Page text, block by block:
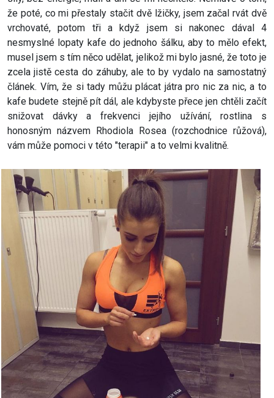
že poté, co mi přestaly stačit dvě lžičky, jsem začal rvát dvě
vrchovaté, potom tři a když jsem si nakonec dával 4
nesmyslné lopaty kafe do jednoho šálku, aby to mělo efekt,
musel jsem s tím něco udělat, jelikož mi bylo jasné, že toto je
zcela jistě cesta do záhuby, ale to by vydalo na samostatný
článek. Vím, že si tady můžu plácat játra pro nic za nic, a to
kafe budete stejně pít dál, ale kdybyste přece jen chtěli začít
snižovat dávky a frekvenci jejího užívání, rostlina s
honosným názvem Rhodiola Rosea (rozchodnice růžová),
vám může pomoci v této "terapii" a to velmi kvalitně.